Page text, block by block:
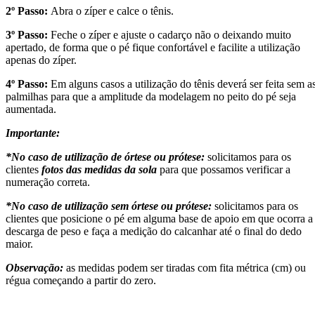
2º Passo: Abra o zíper e calce o tênis.
3º Passo: Feche o zíper e ajuste o cadarço não o deixando muito
apertado, de forma que o pé fique confortável e facilite a utilização
apenas do zíper.
4º Passo: Em alguns casos a utilização do tênis deverá ser feita sem
palmilhas para que a amplitude da modelagem no peito do pé seja
aumentada.
Importante:
*No caso de utilização de órtese ou prótese: solicitamos para os
clientes fotos das medidas da sola para que possamos verificar a
numeração correta.
*No caso de utilização sem órtese ou prótese: solicitamos para os
clientes que posicione o pé em alguma base de apoio em que ocorra a
descarga de peso e faça a medição do calcanhar até o final do dedo
maior.
Observação: as medidas podem ser tiradas com fita métrica (cm) ou
régua começando a partir do zero.